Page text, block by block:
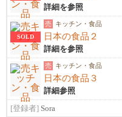
詳細を参照
SOLD
売 キッチン・食品
日本の食品２
詳細を参照
売 キッチン・食品
日本の食品３
詳細参照
[登録者] Sora